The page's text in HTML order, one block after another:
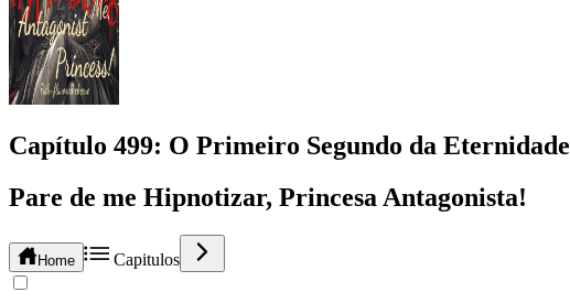
Capítulo 499: O Primeiro Segundo da Eternidade
Pare de me Hipnotizar, Princesa Antagonista!
Home Capitulos